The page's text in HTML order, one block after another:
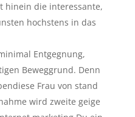
hinein die interessante,
hochstens in das
Entgegnung,
Beweggrund. Denn
Frau von stand
wird zweite geige